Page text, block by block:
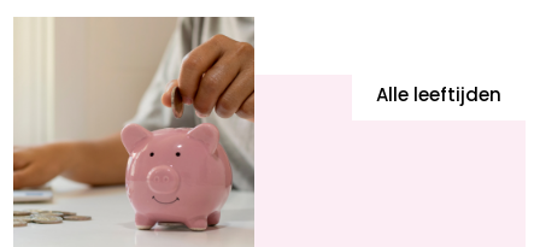
Alle leeftijden